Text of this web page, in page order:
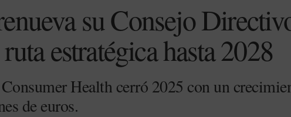
su Consejo
estratégica hasta 2028
Health cerró 2025 con un
de euros.